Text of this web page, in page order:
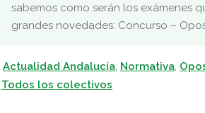
sabemos como serán los exámenes
grandes novedades: Concurso –
Actualidad Andalucía, Normativa,
Todos los colectivos